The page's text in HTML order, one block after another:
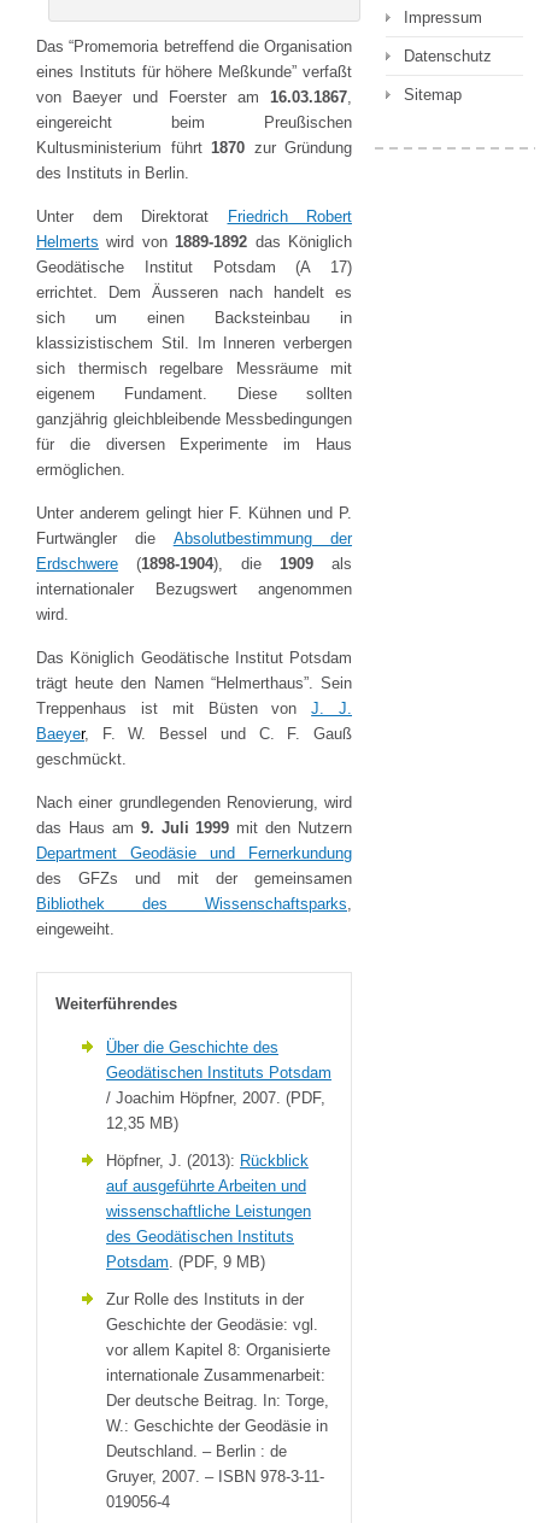
Das “Promemoria betreffend die Organisation
eines Instituts für höhere Meßkunde” verfaßt
von Baeyer und Foerster am 16.03.1867,
eingereicht beim Preußischen
Kultusministerium führt 1870 zur Gründung
des Instituts in Berlin.
Unter dem Direktorat
Friedrich Robert
Helmerts wird von1889-1892 das Königlich
Geodätische Institut Potsdam (A 17)
errichtet. Dem Äusseren nach handelt es
sich um einen Backsteinbau in
klassizistischem Stil. Im Inneren verbergen
sich thermisch regelbare Messräume mit
eigenem Fundament. Diese sollten
ganzjährig gleichbleibende Messbedingungen
für die diversen Experimente im Haus
ermöglichen.
Unter anderem gelingt hier F. Kühnen und P.
Furtwängler die Absolutbestimmung der
Erdschwere (1898-1904), die 1909 als
internationaler Bezugswert angenommen
wird.
Das Königlich Geodätische Institut Potsdam
trägt heute den Namen “Helmerthaus”. Sein
Treppenhaus ist mit Büsten vonJ. J.
Baeyer, F. W. Bessel und C. F. Gauß
geschmückt.
Nach einer grundlegenden Renovierung, wird
das Haus am 9. Juli 1999 mit den Nutzern
Department Geodäsie und Fernerkundung
des GFZs und mit der gemeinsamen
Bibliothek des Wissenschaftsparks,
eingeweiht.
Weiterführendes
Über die Geschichte des
Geodätischen Instituts Potsdam
/ Joachim Höpfner, 2007. (PDF,
12,35 MB)
Höpfner, J. (2013): Rückblick
auf ausgeführte Arbeiten und
wissenschaftliche Leistungen
des Geodätischen Instituts
Potsdam. (PDF, 9 MB)
Zur Rolle des Instituts in der
Geschichte der Geodäsie: vgl.
vor allem Kapitel 8: Organisierte
internationale Zusammenarbeit:
Der deutsche Beitrag. In: Torge,
W.: Geschichte der Geodäsie in
Deutschland. – Berlin : de
Gruyer, 2007. – ISBN 978-3-11-
019056-4
Impressum
Datenschutz
Sitemap